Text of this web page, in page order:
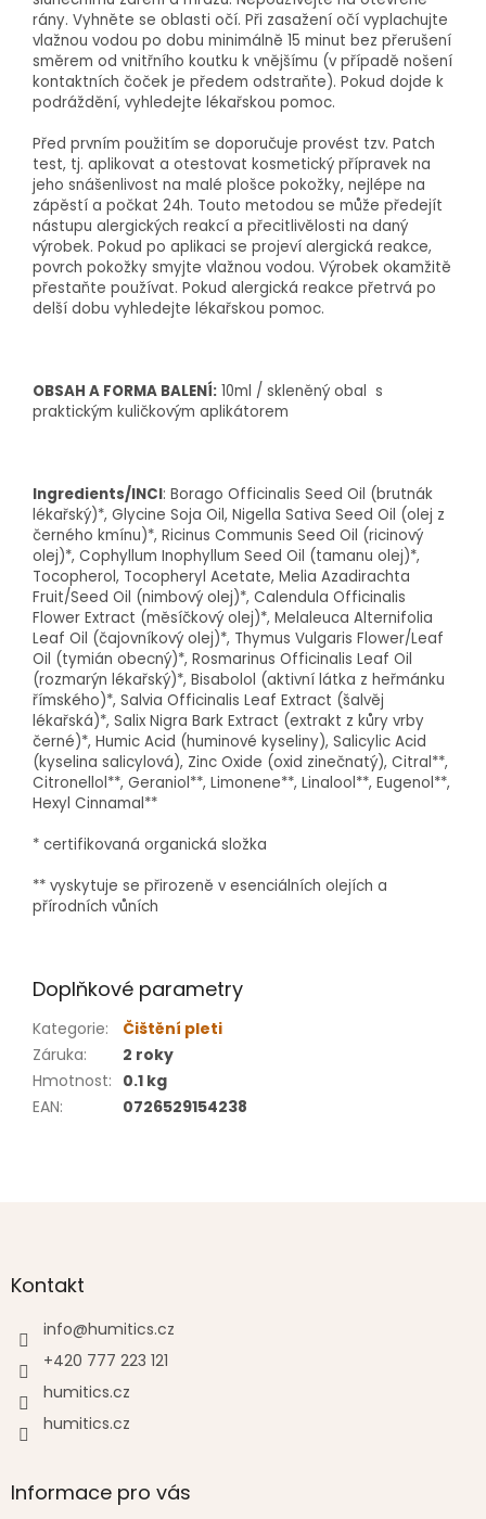
rány. Vyhněte se oblasti očí. Při zasažení očí vyplachujte
vlažnou vodou po dobu minimálně 15 minut bez přerušení
směrem od vnitřního koutku k vnějšímu (v případě nošení
kontaktních čoček je předem odstraňte). Pokud dojde k
podráždění, vyhledejte lékařskou pomoc.
Před prvním použitím se doporučuje provést tzv. Patch
test, tj. aplikovat a otestovat kosmetický přípravek na
jeho snášenlivost na malé plošce pokožky, nejlépe na
zápěstí a počkat 24h. Touto metodou se může předejít
nástupu alergických reakcí a přecitlivělosti na daný
výrobek. Pokud po aplikaci se projeví alergická reakce,
povrch pokožky smyjte vlažnou vodou. Výrobek okamžitě
přestaňte používat. Pokud alergická reakce přetrvá po
delší dobu vyhledejte lékařskou pomoc.
OBSAH A FORMA BALENÍ: 10ml / skleněný obal s
praktickým kuličkovým aplikátorem
Ingredients/INCI: Borago Officinalis Seed Oil (brutnák
lékařský)*, Glycine Soja Oil, Nigella Sativa Seed Oil (olej z
černého kmínu)*, Ricinus Communis Seed Oil (ricinový
olej)*, Cophyllum Inophyllum Seed Oil (tamanu olej)*,
Tocopherol, Tocopheryl Acetate, Melia Azadirachta
Fruit/Seed Oil (nimbový olej)*, Calendula Officinalis
Flower Extract (měsíčkový olej)*, Melaleuca Alternifolia
Leaf Oil (čajovníkový olej)*, Thymus Vulgaris Flower/Leaf
Oil (tymián obecný)*, Rosmarinus Officinalis Leaf Oil
(rozmarýn lékařský)*, Bisabolol (aktivní látka z heřmánku
římského)*, Salvia Officinalis Leaf Extract (šalvěj
lékařská)*, Salix Nigra Bark Extract (extrakt z kůry vrby
černé)*, Humic Acid (huminové kyseliny), Salicylic Acid
(kyselina salicylová), Zinc Oxide (oxid zinečnatý), Citral**,
Citronellol**, Geraniol**, Limonene**, Linalool**, Eugenol**,
Hexyl Cinnamal**
* certifikovaná organická složka
** vyskytuje se přirozeně v esenciálních olejích a
přírodních vůních
Doplňkové parametry
Kategorie:
Čištění pleti
Záruka:
2 roky
Hmotnost: 0.1 kg
EAN: 0726529154238
aKontakt
info@humitics.cz
+420 777 223 121
humitics.cz
humitics.cz
Informace pro vás